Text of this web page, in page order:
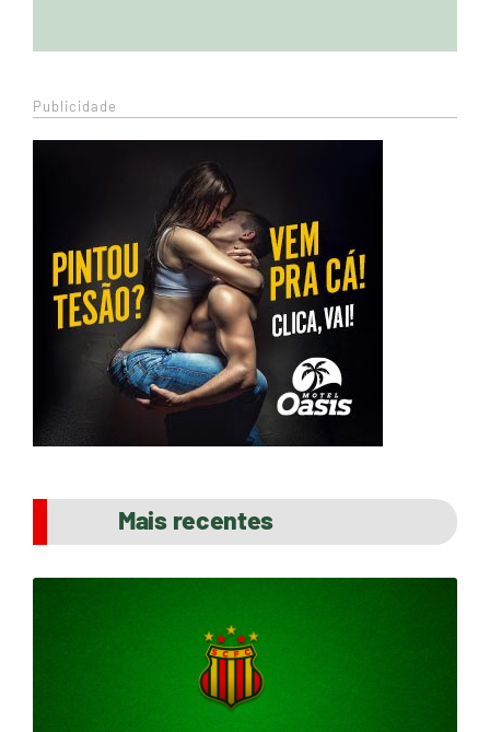
Publicidade
Mais recentes